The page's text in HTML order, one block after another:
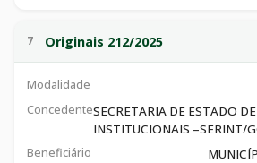
demais documentos
7 Originais 212/2025
Modalidade
ConcedenteSECRETARIA DE ESTADO
INSTITUCIONAIS –SERINT/
Beneficiário